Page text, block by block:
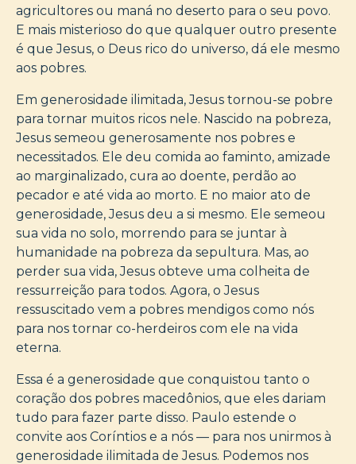
agricultores ou maná no deserto para o seu povo.
E mais misterioso do que qualquer outro presente
é que Jesus, o Deus rico do universo, dá ele mesmo
aos pobres.
Em generosidade ilimitada, Jesus tornou-se pobre
para tornar muitos ricos nele. Nascido na pobreza,
Jesus semeou generosamente nos pobres e
necessitados. Ele deu comida ao faminto, amizade
ao marginalizado, cura ao doente, perdão ao
pecador e até vida ao morto. E no maior ato de
generosidade, Jesus deu a si mesmo. Ele semeou
sua vida no solo, morrendo para se juntar à
humanidade na pobreza da sepultura. Mas, ao
perder sua vida, Jesus obteve uma colheita de
ressurreição para todos. Agora, o Jesus
ressuscitado vem a pobres mendigos como nós
para nos tornar co-herdeiros com ele na vida
eterna.
Essa é a generosidade que conquistou tanto o
coração dos pobres macedônios, que eles dariam
tudo para fazer parte disso. Paulo estende o
convite aos Coríntios e a nós — para nos unirmos à
generosidade ilimitada de Jesus. Podemos nos